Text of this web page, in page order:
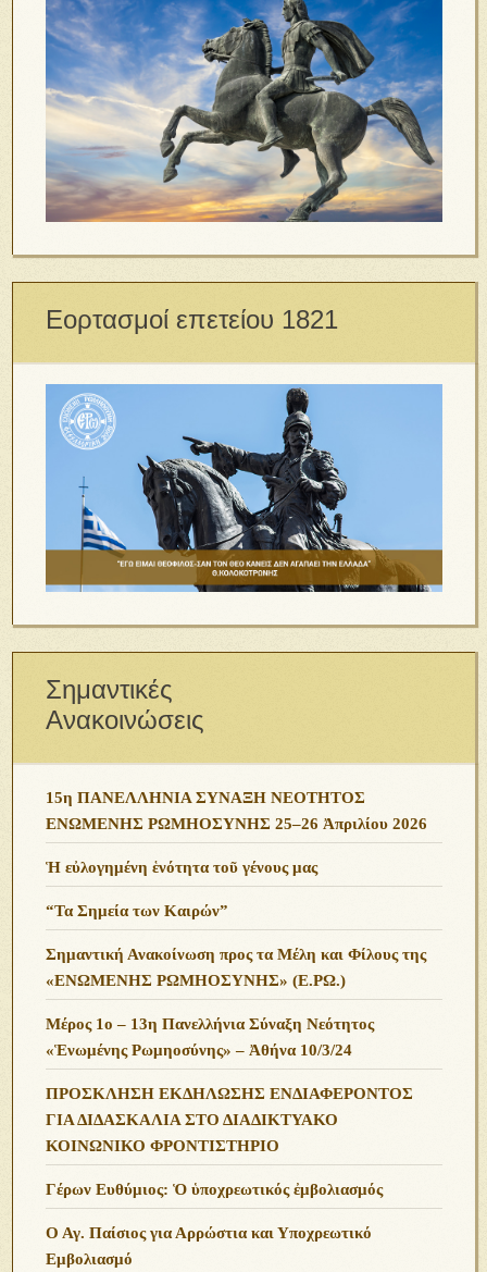
Εορτασμοί επετείου 1821
Σημαντικές
Ανακοινώσεις
15η ΠΑΝΕΛΛΗΝΙΑ ΣΥΝΑΞΗ ΝΕΟΤΗΤΟΣ
ΕΝΩΜΕΝΗΣ ΡΩΜΗΟΣΥΝΗΣ 25–26 Ἀπριλίου 2026
Ἡ εὐλογημένη ἑνότητα τοῦ γένους μας
“Τα Σημεία των Καιρών”
Σημαντική Ανακοίνωση προς τα Μέλη και Φίλους της
«ΕΝΩΜΕΝΗΣ ΡΩΜΗΟΣΥΝΗΣ» (Ε.ΡΩ.)
Μέρος 1ο – 13η Πανελλήνια Σύναξη Νεότητος
«Ἑνωμένης Ρωμηοσύνης» – Ἀθήνα 10/3/24
ΠΡΟΣΚΛΗΣΗ ΕΚΔΗΛΩΣΗΣ ΕΝΔΙΑΦΕΡΟΝΤΟΣ
ΓΙΑ ΔΙΔΑΣΚΑΛΙΑ ΣΤΟ ΔΙΑΔΙΚΤΥΑΚΟ
ΚΟΙΝΩΝΙΚΟ ΦΡΟΝΤΙΣΤΗΡΙΟ
Γέρων Ευθύμιος: Ὁ ὑποχρεωτικός ἐμβολιασμός
Ο Αγ. Παίσιος για Αρρώστια και Υποχρεωτικό
Εμβολιασμό